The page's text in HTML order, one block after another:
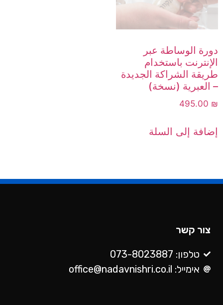
دورة الوساطة عبر
الإنترنت باستخدام
طريقة الشراكة الجديدة
– العبرية (نسخة)
495.00 ₪
إضافة إلى السلة
צור קשר
טלפון: 073-8023887
אימייל: office@nadavnishri.co.il